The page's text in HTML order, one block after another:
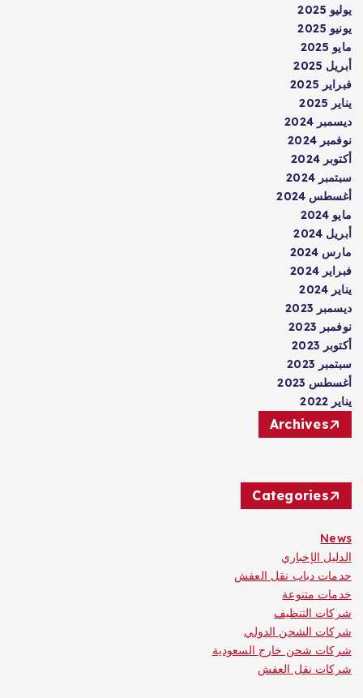
يوليو 2025
يونيو 2025
مايو 2025
أبريل 2025
فبراير 2025
يناير 2025
ديسمبر 2024
نوفمبر 2024
أكتوبر 2024
سبتمبر 2024
أغسطس 2024
مايو 2024
أبريل 2024
مارس 2024
فبراير 2024
يناير 2024
ديسمبر 2023
نوفمبر 2023
أكتوبر 2023
سبتمبر 2023
أغسطس 2023
يناير 2022
Archives
Categories
News
الدليل الإخباري
حدمات دباب نقل العفش
خدمات متنوعة
شركات التنظيف
شركات الشحن الدولي
شركات شحن خارج السعودية
شركات نقل العفش